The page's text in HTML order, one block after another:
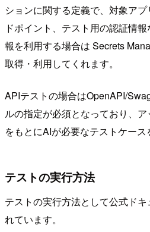
ションに関する定義で、対象ア
ドポイント、テスト用の認証情
報を利用する場合は Secrets
取得・利用してくれます。
APIテストの場合はOpenAPI/
ルの指定が必須となっており、
をもとにAIが必要なテストケース
テストの実行方法
テストの実行方法として公式ド
れています。